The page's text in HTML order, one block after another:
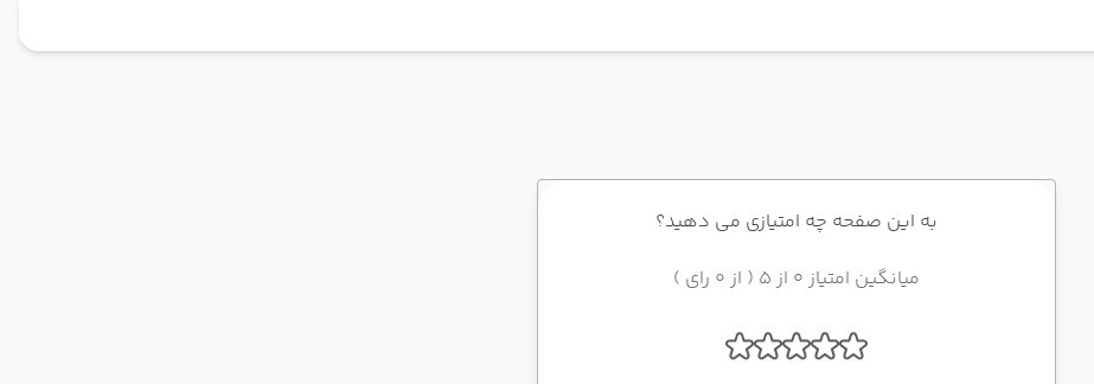
به این صفحه چه امتیازی می دهید؟
میانگین امتیاز 0 از 5 ( از 0 رای )